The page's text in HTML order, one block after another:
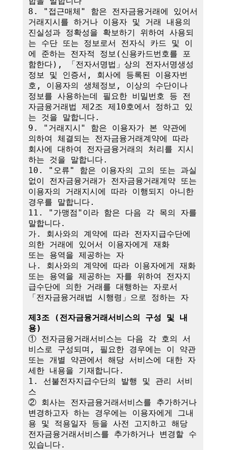
8. "접근매체" 함은 전자금융거래에 있어서
거래지시를 하거나 이용자 및 거래 내용의
진실성과 정확성을 확보하기 위하여 사용되
는 수단 또는 정보로서 전자식 카드 및 이
에 준하는 전자적 정보(신용카드번호를 포
함한다), 「전자서명법」상의 전자서명생성
정보 및 인증서, 회사에 등록된 이용자번
호, 이용자의 생체정보, 이상의 수단이나
정보를 사용하는데 필요한 비밀번호 등 전
자금융거래법 제2조 제10호에서 정하고 있
는 것을 말합니다.
9. "거래지시" 함은 이용자가 본 약관에
의하여 체결되는 전자금융거래계약에 따라
회사에 대하여 전자금융거래의 처리를 지시
하는 것을 말합니다.
10. "오류" 함은 이용자의 고의 또는 과실
없이 전자금융거래가 전자금융거래계약 또는
이용자의 거래지시에 따라 이행되지 아니한
경우를 말합니다.
11. "가맹점"이라 함은 다음 각 목의 자를
말합니다.
가. 회사와의 계약에 따라 전자지급수단에
의한 거래에 있어서 이용자에게 재화
또는 용역을 제공하는 자
나. 회사와의 계약에 따라 이용자에게 재화
또는 용역을 제공하는 자를 위하여 전자지
급수단에 의한 거래를 대행하는 자로서
「전자금융거래법 시행령」으로 정하는 자
제3조 (전자금융거래서비스의 구성 및 내
용)
① 전자금융거래서비스는 다음 각 호의 서
비스로 구성되며, 필요한 경우에는 이 약관
또는 개별 약관에서 해당 서비스에 대한 자
세한 내용을 기재합니다.
1. 선불전자지급수단의 발행 및 관리 서비
스
② 회사는 전자금융거래서비스를 추가하거나
변경하고자 하는 경우에는 이용자에게 그내
용 및 적용일자 등을 사전 고지하고 해당
전자금융거래서비스를 추가하거나 변경할 수
있습니다.